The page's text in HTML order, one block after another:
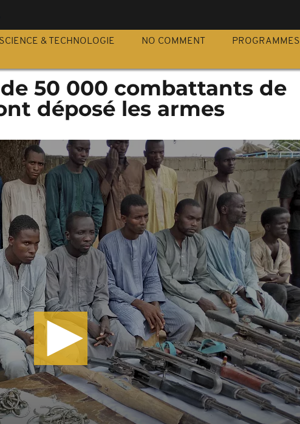
SCIENCE & TECHNOLOGIE NO COMMENT PROGRAMMES
50 000 combattants de
déposé les armes